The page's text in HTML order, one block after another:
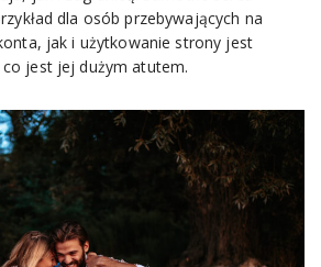
dla osób przebywających na
jak i użytkowanie strony jest
jest jej dużym atutem.